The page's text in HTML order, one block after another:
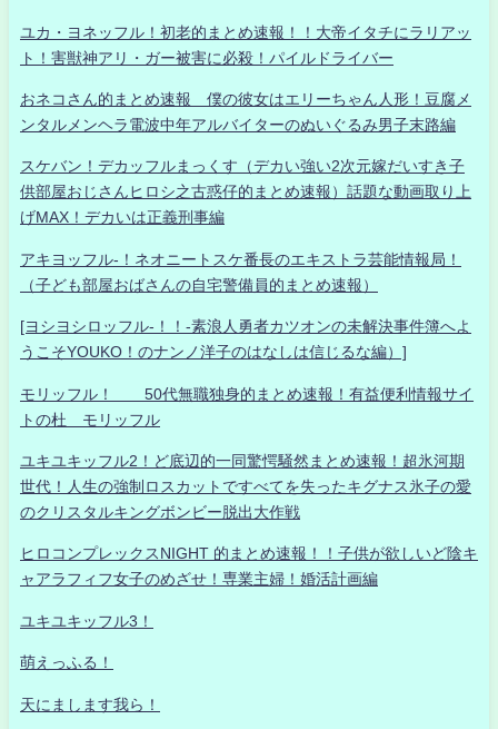
ユカ・ヨネッフル！初老的まとめ速報！！大帝イタチにラリアッ
ト！害獣神アリ・ガー被害に必殺！パイルドライバー
おネコさん的まとめ速報 僕の彼女はエリーちゃん人形！豆腐メ
ンタルメンヘラ電波中年アルバイターのぬいぐるみ男子末路編
スケバン！デカッフルまっくす（デカい強い2次元嫁だいすき子
供部屋おじさんヒロシ之古惑仔的まとめ速報）話題な動画取り上
げMAX！デカいは正義刑事編
アキヨッフル-！ネオニートスケ番長のエキストラ芸能情報局！
（子ども部屋おばさんの自宅警備員的まとめ速報）
[ヨシヨシロッフル-！！-素浪人勇者カツオンの未解決事件簿へよ
うこそYOUKO！のナンノ洋子のはなしは信じるな編）]
モリッフル！ 50代無職独身的まとめ速報！有益便利情報サイ
トの杜 モリッフル
ユキユキッフル2！ど底辺的一同驚愕騒然まとめ速報！超氷河期
世代！人生の強制ロスカットですべてを失ったキグナス氷子の愛
のクリスタルキングボンビー脱出大作戦
ヒロコンプレックスNIGHT 的まとめ速報！！子供が欲しいど陰キ
ャアラフィフ女子のめざせ！専業主婦！婚活計画編
ユキユキッフル3！
萌えっふる！
天にまします我ら！